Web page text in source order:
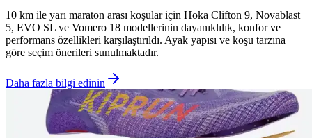
10 km ile yarı maraton arası koşular için Hoka Clifton 9, Novablast
5, EVO SL ve Vomero 18 modellerinin dayanıklılık, konfor ve
performans özellikleri karşılaştırıldı. Ayak yapısı ve koşu tarzına
göre seçim önerileri sunulmaktadır.
Daha fazla bilgi edinin